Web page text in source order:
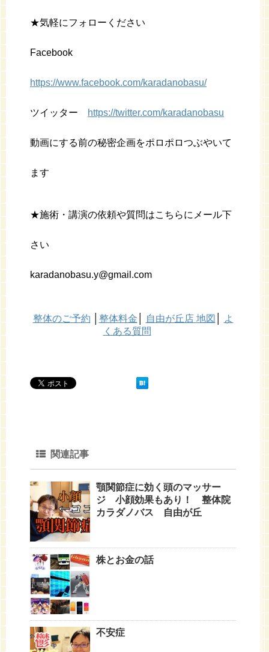
★気軽にフォローください
Facebook
https://www.facebook.com/karadanobasu/
ツイッター https://twitter.com/karadanobasu
動画にする前の秘密企画をポロポロつぶやいて
ます
★施術・講演の依頼や質問はこちらにメール下
さい
karadanobasu.y@gmail.com
整体のご予約 整体料金 自由が丘店 地図
よ
くある質問
関連記事
顎関節症に効く頭のマッサー
ジ 小顔効果もあり！ 整体院
カラダノバス 自由が丘
株とお金の話
不安症